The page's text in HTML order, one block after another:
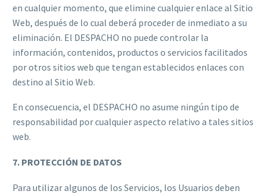
en cualquier momento, que elimine cualquier enlace al Sitio
Web, después de lo cual deberá proceder de inmediato a su
eliminación. El DESPACHO no puede controlar la
información, contenidos, productos o servicios facilitados
por otros sitios web que tengan establecidos enlaces con
destino al Sitio Web.
En consecuencia, el DESPACHO no asume ningún tipo de
responsabilidad por cualquier aspecto relativo a tales sitios
web.
7. PROTECCIÓN DE DATOS
Para utilizar algunos de los Servicios, los Usuarios deben